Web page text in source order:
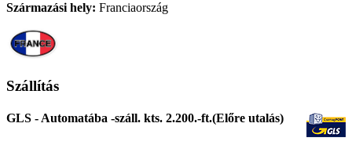
Származási hely: Franciaország
Szállítás
GLS - Automatába -száll. kts. 2.200.-ft.(Előre utalás)